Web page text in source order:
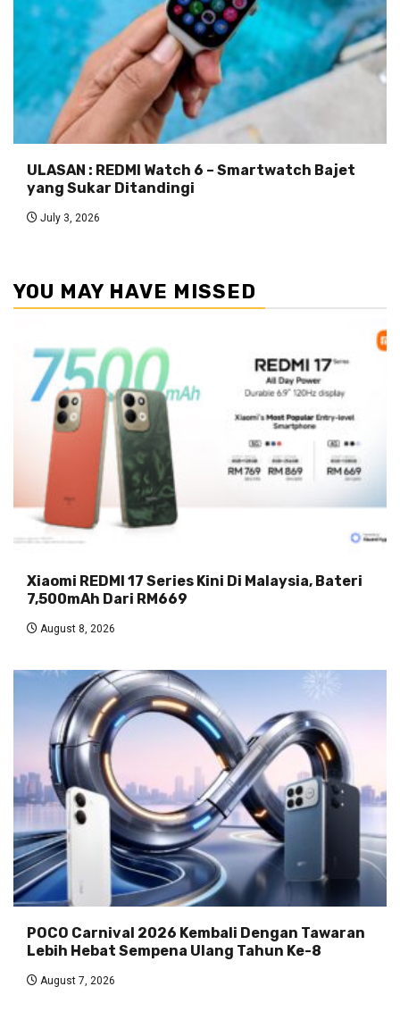
ULASAN : REDMI Watch 6 – Smartwatch Bajet
yang Sukar Ditandingi
July 3, 2026
YOU MAY HAVE MISSED
Xiaomi REDMI 17 Series Kini Di Malaysia, Bateri
7,500mAh Dari RM669
August 8, 2026
POCO Carnival 2026 Kembali Dengan Tawaran
Lebih Hebat Sempena Ulang Tahun Ke-8
August 7, 2026